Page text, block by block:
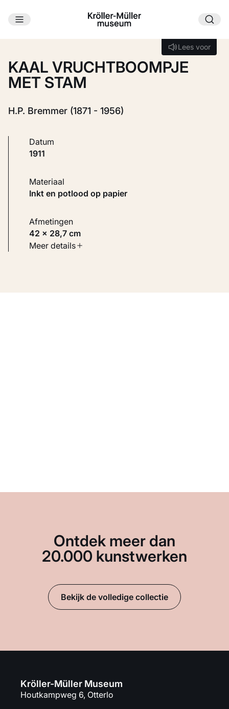
Ga naar hoofdinhoud
Lees voor
Lees voor
KAAL VRUCHTBOOMPJE
MET STAM
H.P. Bremmer (1871 - 1956)
Datum
1911
Materiaal
Inkt en potlood op papier
Afmetingen
42 × 28,7 cm
Soort werk
Meer details
Ontdek meer dan
20.000 kunstwerken
Bekijk de volledige collectie
Kröller-Müller Museum
Houtkampweg 6, Otterlo